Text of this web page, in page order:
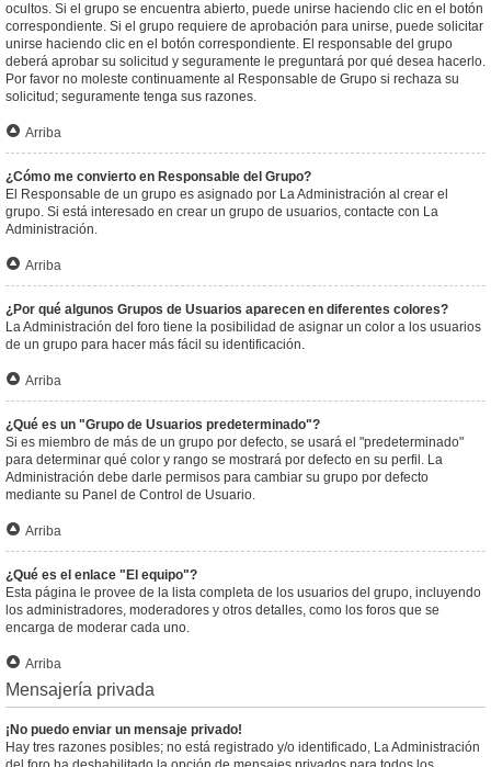
ocultos. Si el grupo se encuentra abierto, puede unirse haciendo clic en el botón
correspondiente. Si el grupo requiere de aprobación para unirse, puede solicitar
unirse haciendo clic en el botón correspondiente. El responsable del grupo
deberá aprobar su solicitud y seguramente le preguntará por qué desea hacerlo.
Por favor no moleste continuamente al Responsable de Grupo si rechaza su
solicitud; seguramente tenga sus razones.
Arriba
¿Cómo me convierto en Responsable del Grupo?
El Responsable de un grupo es asignado por La Administración al crear el
grupo. Si está interesado en crear un grupo de usuarios, contacte con La
Administración.
Arriba
¿Por qué algunos Grupos de Usuarios aparecen en diferentes colores?
La Administración del foro tiene la posibilidad de asignar un color a los usuarios
de un grupo para hacer más fácil su identificación.
Arriba
¿Qué es un "Grupo de Usuarios predeterminado"?
Si es miembro de más de un grupo por defecto, se usará el "predeterminado"
para determinar qué color y rango se mostrará por defecto en su perfil. La
Administración debe darle permisos para cambiar su grupo por defecto
mediante su Panel de Control de Usuario.
Arriba
¿Qué es el enlace "El equipo"?
Esta página le provee de la lista completa de los usuarios del grupo, incluyendo
los administradores, moderadores y otros detalles, como los foros que se
encarga de moderar cada uno.
Arriba
Mensajería privada
¡No puedo enviar un mensaje privado!
Hay tres razones posibles; no está registrado y/o identificado, La Administración